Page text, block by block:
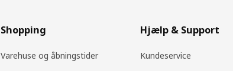
Shopping
Varehuse og åbningstider
Hjælp & Support
Kundeservice